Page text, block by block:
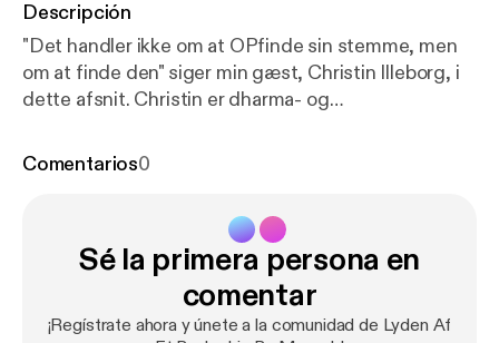
Descripción
"Det handler ikke om at OPfinde sin stemme, men
om at finde den" siger min gæst, Christin Illeborg, i
dette afsnit. Christin er dharma- og
erfaringsbaseret tradition, og hun siger at det går
som tidlig buddhisme, fx hvad har du at holde fast i,
når alt forandrer sig? Måske kender du til
buddhisme, men i dette afsnit taler vi også om at
leve det og omsætte det - fx hvad gør man når man
Comentarios0
Sé la primera persona en
comentar
¡Regístrate ahora y únete a la comunidad de Lyden Af